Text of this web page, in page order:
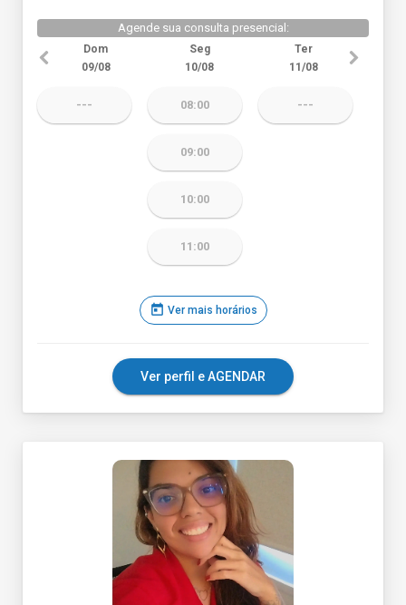
Agende sua consulta presencial:
Dom
09/08
Seg
10/08
Ter
11/08
--- 08:00
09:00
10:00
11:00
---
today Ver mais horários
Ver perfil e AGENDAR